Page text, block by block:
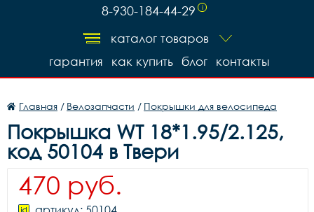
8-930-184-44-29 i
каталог товаров
контакты
блог
как купить
гарантия
Главная / Велозапчасти / Покрышки для велосипеда
Покрышка WT 18*1.95/2.125,
код 50104 в Твери
470 руб.